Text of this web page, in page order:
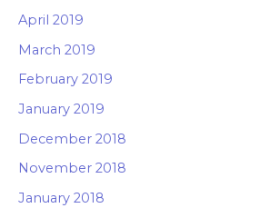
April 2019
March 2019
February 2019
January 2019
December 2018
November 2018
January 2018